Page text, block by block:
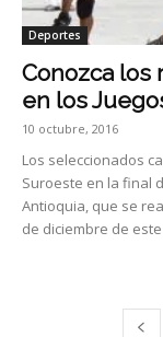
Deportes
Conozca
en los
10 octubre, 2016
Los seleccionados
Suroeste en la final
Antioquia, que se
de diciembre de